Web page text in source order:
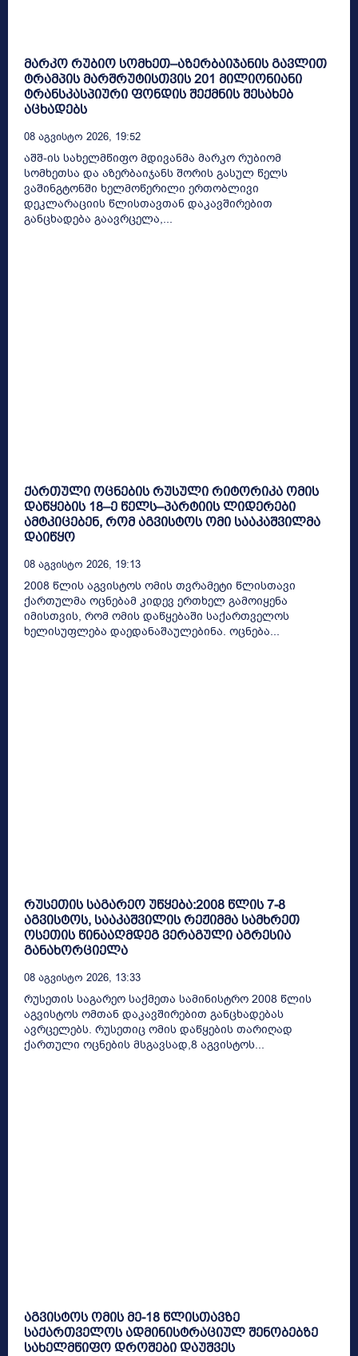
მარკო რუბიო სომხეთ–აზერბაიჯანის გავლით
ტრამპის მარშრუტისთვის 201 მილიონიანი
ტრანსკასპიური ფონდის შექმნის შესახებ
აცხადებს
08 Აგვისტო 2026, 19:52
აშშ-ის სახელმწიფო მდივანმა მარკო რუბიომ
სომხეთსა და აზერბაიჯანს შორის გასულ წელს
ვაშინგტონში ხელმოწერილი ერთობლივი
დეკლარაციის წლისთავთან დაკავშირებით
განცხადება გაავრცელა,...
ქართული ოცნების რუსული რიტორიკა ომის
დაწყების 18–ე წელს–პარტიის ლიდერები
ამტკიცებენ, რომ აგვისტოს ომი სააკაშვილმა
დაიწყო
08 Აგვისტო 2026, 19:13
2008 წლის აგვისტოს ომის თვრამეტი წლისთავი
ქართულმა ოცნებამ კიდევ ერთხელ გამოიყენა
იმისთვის, რომ ომის დაწყებაში საქართველოს
ხელისუფლება დაედანაშაულებინა. ოცნება...
რუსეთის საგარეო უწყება:2008 წლის 7-8
აგვისტოს, სააკაშვილის რეჟიმმა სამხრეთ
ოსეთის წინააღმდეგ ვერაგული აგრესია
განახორციელა
08 Აგვისტო 2026, 13:33
რუსეთის საგარეო საქმეთა სამინისტრო 2008 წლის
აგვისტოს ომთან დაკავშირებით განცხადებას
ავრცელებს. რუსეთიც ომის დაწყების თარიღად
ქართული ოცნების მსგავსად,8 აგვისტოს...
აგვისტოს ომის მე-18 წლისთავზე
საქართველოს ადმინისტრაციულ შენობებზე
სახელმწიფო დროშები დაუშვეს